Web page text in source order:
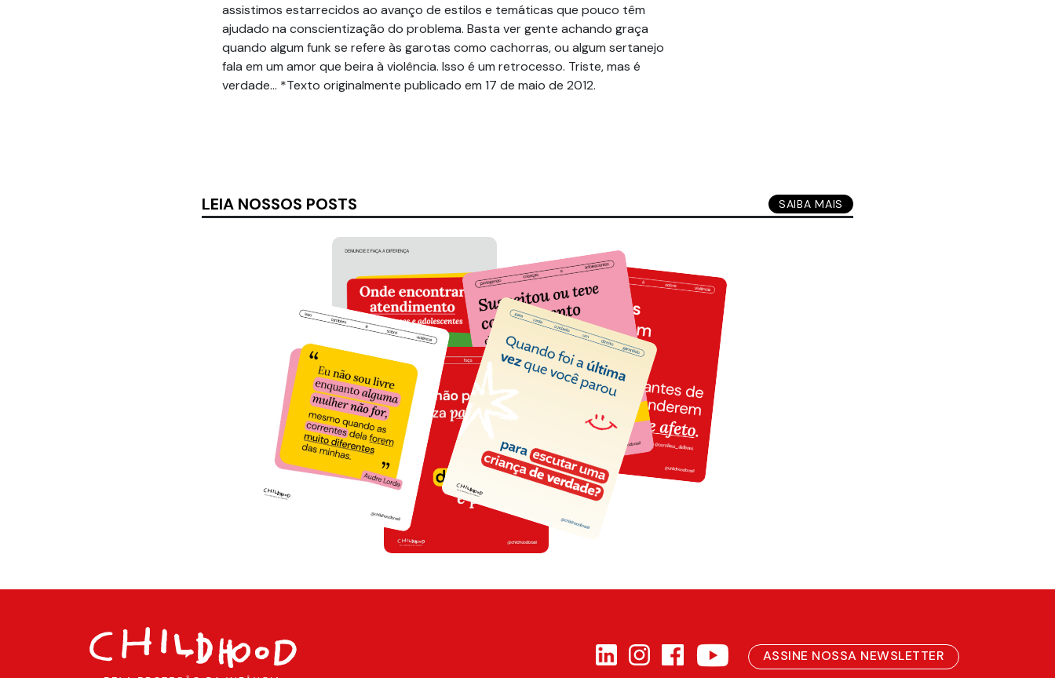
assistimos estarrecidos ao avanço de estilos e temáticas que pouco têm
ajudado na conscientização do problema. Basta ver gente achando graça
quando algum funk se refere às garotas como cachorras, ou algum sertanejo
fala em um amor que beira à violência. Isso é um retrocesso. Triste, mas é
verdade… *Texto originalmente publicado em 17 de maio de 2012.
LEIA NOSSOS POSTS SAIBA MAIS
ASSINE NOSSA NEWSLETTER